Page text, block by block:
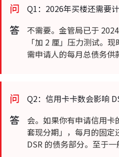
问 Q1：2026年买楼还需要
答
不需要。金管局已于
「加 2 厘」压力测试。
人的每月总债务供款不
不需要。金管局已于 2024 年
「加 2 厘」压力测试。
需申请人的每月总债务供
问 Q2：信用卡卡数会影响
答
会。如果你有申请信用
现分期」，每月的固定还
务部分。至于一般的信用
会。如果你有申请信用卡的
套现分期」，每月的固定
DSR 的债务部分。至于